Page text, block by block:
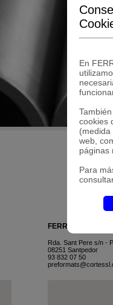
En
cookies
(medida
web,
páginas
Para
FERROS
Rda. Sant Pere s/n -
08251 Santpedor
93 832 07 50
preformats